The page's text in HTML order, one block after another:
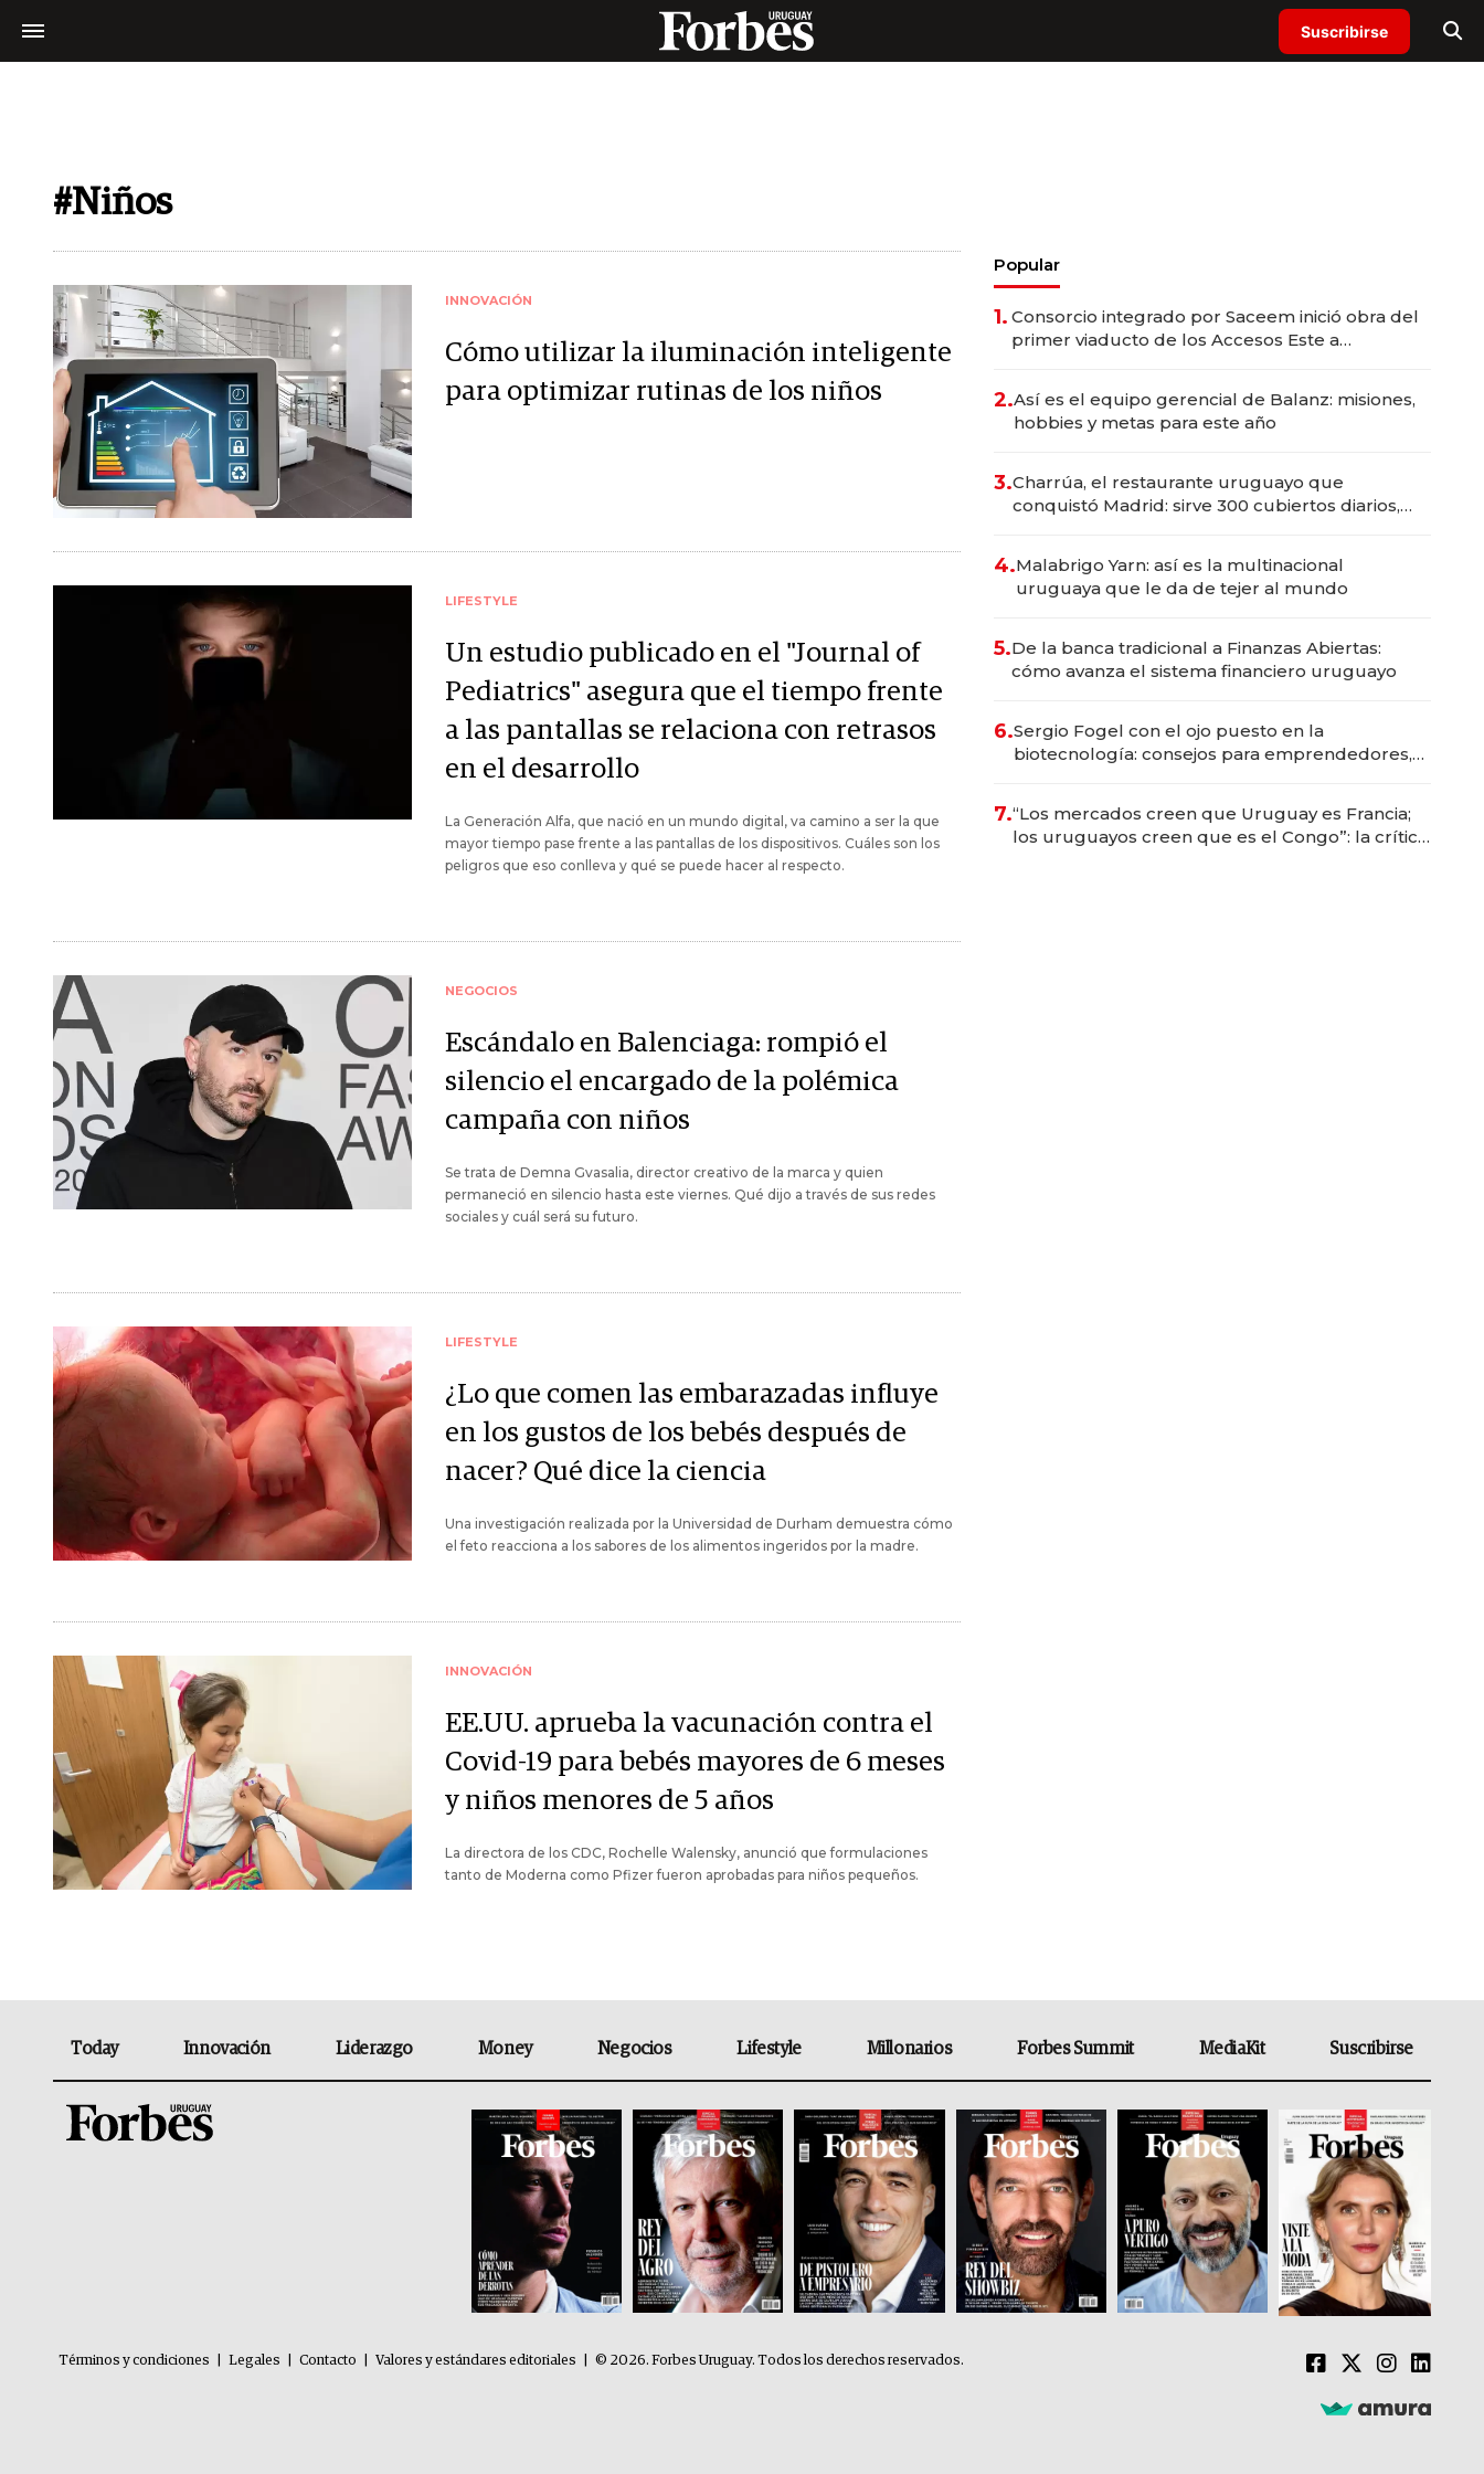
Suscribirse
#Niños
INNOVACIÓN
Cómo utilizar la iluminación inteligente
para optimizar rutinas de los niños
LIFESTYLE
Un estudio publicado en el "Journal of
Pediatrics" asegura que el tiempo frente
a las pantallas se relaciona con retrasos
en el desarrollo
La Generación Alfa, que nació en un mundo digital, va camino a ser la que
mayor tiempo pase frente a las pantallas de los dispositivos. Cuáles son los
peligros que eso conlleva y qué se puede hacer al respecto.
NEGOCIOS
Escándalo en Balenciaga: rompió el
silencio el encargado de la polémica
campaña con niños
Se trata de Demna Gvasalia, director creativo de la marca y quien
permaneció en silencio hasta este viernes. Qué dijo a través de sus redes
sociales y cuál será su futuro.
LIFESTYLE
¿Lo que comen las embarazadas influye
en los gustos de los bebés después de
nacer? Qué dice la ciencia
Una investigación realizada por la Universidad de Durham demuestra cómo
el feto reacciona a los sabores de los alimentos ingeridos por la madre.
INNOVACIÓN
EE.UU. aprueba la vacunación contra el
Covid-19 para bebés mayores de 6 meses
y niños menores de 5 años
La directora de los CDC, Rochelle Walensky, anunció que formulaciones
tanto de Moderna como Pfizer fueron aprobadas para niños pequeños.
Popular
1. Consorcio integrado por Saceem inició obra del
primer viaducto de los Accesos Este a
2.Así es el equipo gerencial de Balanz: misiones,
hobbies y metas para este año
3.Charrúa, el restaurante uruguayo que
conquistó Madrid: sirve 300 cubiertos diarios,
4.Malabrigo Yarn: así es la multinacional
uruguaya que le da de tejer al mundo
5.De la banca tradicional a Finanzas Abiertas:
cómo avanza el sistema financiero uruguayo
6.Sergio Fogel con el ojo puesto en la
biotecnología: consejos para emprendedores,
7.“Los mercados creen que Uruguay es Francia;
los uruguayos creen que es el Congo”: la crítica
Today Innovación Liderazgo Money Negocios Lifestyle Millonarios Forbes Summit MediaKit Suscribirse
Términos y condiciones Legales Contacto Valores y estándares editoriales © 2026. Forbes Uruguay. Todos los derechos reservados.